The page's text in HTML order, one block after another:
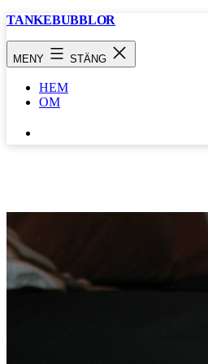
Hoppa
TANKEBUBBLOR
MENY STÄNG
HEM
OM
…